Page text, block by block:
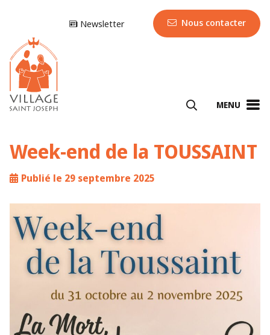
Newsletter Nous contacter
MENU
Week-end de la TOUSSAINT
Publié le 29 septembre 2025